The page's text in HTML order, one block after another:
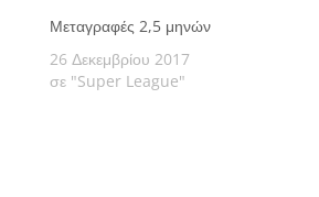
Μεταγραφές 2,5 μηνών
26 Δεκεμβρίου 2017
σε "Super League"